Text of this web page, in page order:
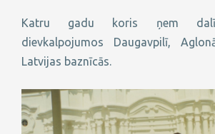
Katru gadu koris ņem
dievkalpojumos Daugavpilī,
Latvijas baznīcās.